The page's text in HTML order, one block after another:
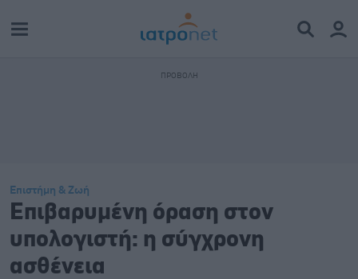
Επιστήμη & Ζωή
Επιβαρυμένη όραση στον
υπολογιστή: η σύγχρονη
ασθένεια